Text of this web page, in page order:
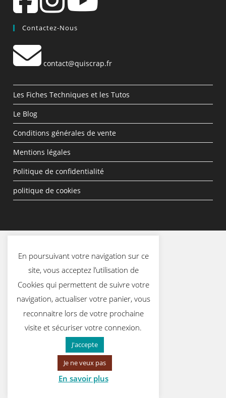
Contactez-Nous
contact@quiscrap.fr
Les Fiches Techniques et les Tutos
Le Blog
Conditions générales de vente
Mentions légales
Politique de confidentialité
politique de cookies
En poursuivant votre navigation sur ce
site, vous acceptez l’utilisation de
Cookies qui permettent de suivre votre
navigation, actualiser votre panier, vous
reconnaitre lors de votre prochaine
visite et sécuriser votre connexion.
J'accepte
Je ne veux pas
En savoir plus